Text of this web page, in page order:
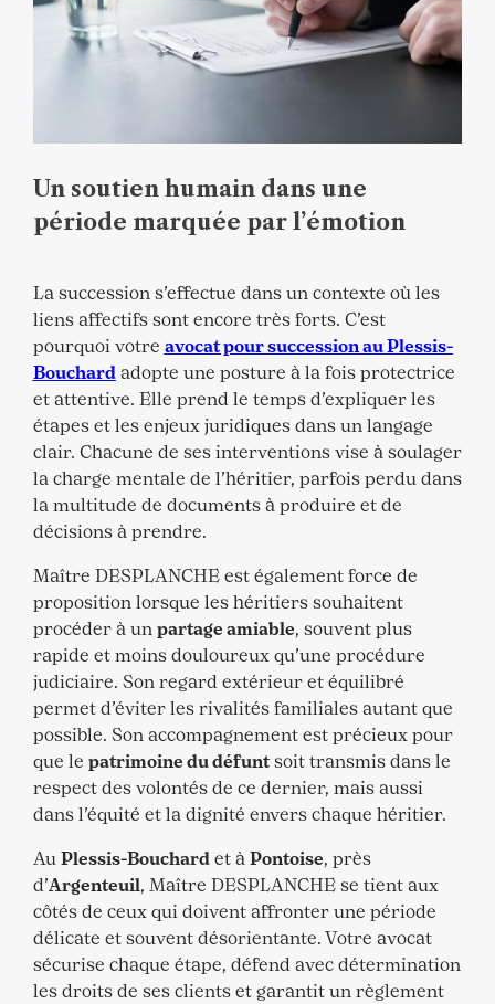
Un soutien humain dans une
période marquée par l’émotion
La succession s’effectue dans un contexte où les
liens affectifs sont encore très forts. C’est
pourquoi votre avocat pour succession auPlessis-
Bouchardadopte une posture à la fois protectrice
et attentive. Elle prend le temps d’expliquer les
étapes et les enjeux juridiques dans un langage
clair. Chacune de ses interventions vise à soulager
la charge mentale de l’héritier, parfois perdu dans
la multitude de documents à produire et de
décisions à prendre.
Maître DESPLANCHE est également force de
proposition lorsque les héritiers souhaitent
procéder à un partage amiable, souvent plus
rapide et moins douloureux qu’une procédure
judiciaire. Son regard extérieur et équilibré
permet d’éviter les rivalités familiales autant que
possible. Son accompagnement est précieux pour
que le patrimoine du défuntsoit transmis dans le
respect des volontés de ce dernier, mais aussi
dans l’équité et la dignité envers chaque héritier.
Au Plessis-Bouchardet à Pontoise, près
d’Argenteuil, Maître DESPLANCHE se tient aux
côtés de ceux qui doivent affronter une période
délicate et souvent désorientante. Votre avocat
sécurise chaque étape, défend avec détermination
les droits de ses clients et garantit un règlement